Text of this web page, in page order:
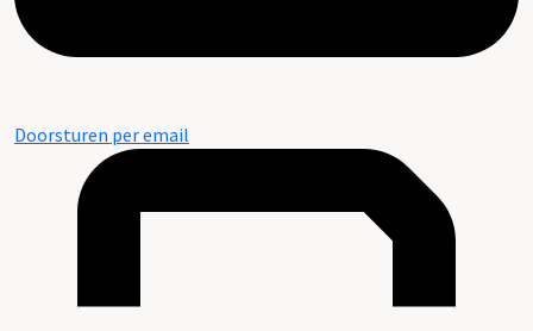
Doorsturen per email